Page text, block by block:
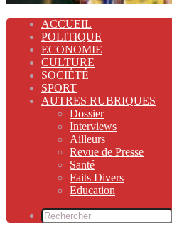
ACCUEIL
POLITIQUE
ECONOMIE
CULTURE
SOCIÉTÉ
SPORT
AUTRES RUBRIQUES
Dossier
Interviews
Ailleurs
Revue de Presse
Santé
Faits Divers
Education